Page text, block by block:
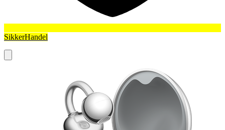
SikkerHandel